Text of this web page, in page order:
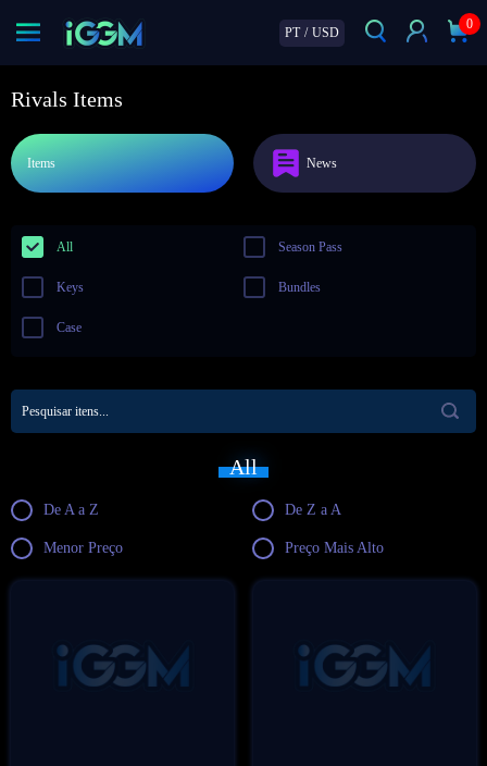
PT / USD
0
Rivals Items
Items News
All Season Pass
Keys Bundles
Case
All
De A a Z De Z a A
Menor Preço Preço Mais Alto